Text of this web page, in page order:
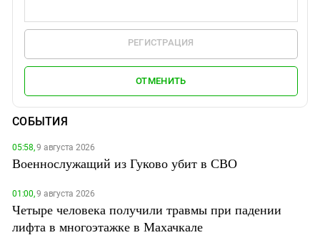
РЕГИСТРАЦИЯ
ОТМЕНИТЬ
СОБЫТИЯ
05:58,9 августа 2026
Военнослужащий из Гуково убит в СВО
01:00,9 августа 2026
Четыре человека получили травмы при падении
лифта в многоэтажке в Махачкале